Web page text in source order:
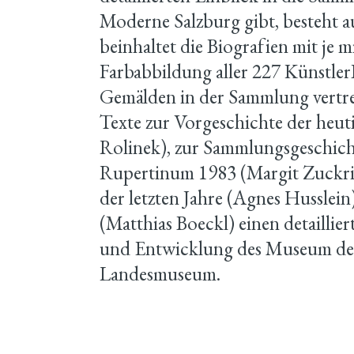
Moderne Salzburg gibt, besteht
beinhaltet die Biografien mit je
Farbabbildung aller 227
Gemälden in der Sammlung
Texte zur Vorgeschichte der
Rolinek), zur
Rupertinum 1983 (Margit
der letzten Jahre (Agnes
(Matthias Boeckl) einen
und Entwicklung des Museum
Landesmuseum.